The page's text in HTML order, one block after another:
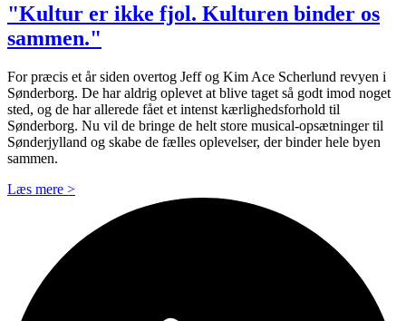
"Kultur er ikke fjol. Kulturen binder os
sammen."
For præcis et år siden overtog Jeff og Kim Ace Scherlund revyen i
Sønderborg. De har aldrig oplevet at blive taget så godt imod noget
sted, og de har allerede fået et intenst kærlighedsforhold til
Sønderborg. Nu vil de bringe de helt store musical-opsætninger til
Sønderjylland og skabe de fælles oplevelser, der binder hele byen
sammen.
Læs mere >